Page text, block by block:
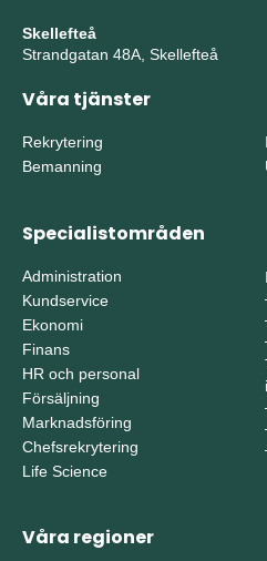
Skellefteå
Strandgatan 48A, Skellefteå
Våra tjänster
Rekrytering
Bemanning
Specialistområden
Administration
Kundservice
Ekonomi
Finans
HR och personal
Försäljning
Marknadsföring
Chefsrekrytering
Life Science
Våra regioner